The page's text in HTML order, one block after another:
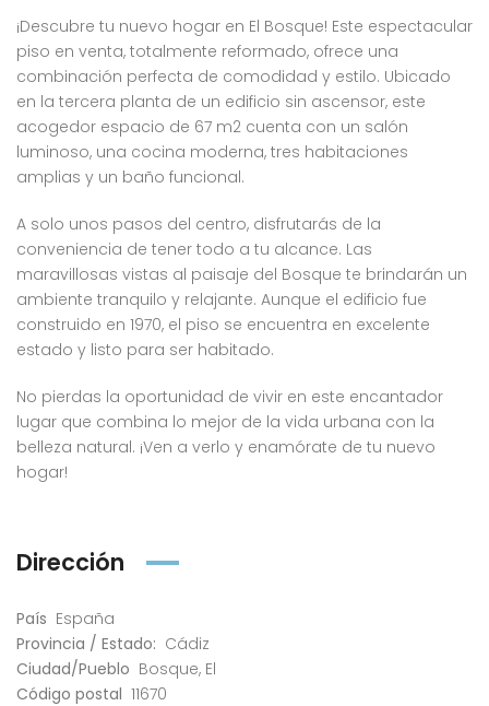
¡Descubre tu nuevo hogar en El Bosque! Este espectacular
piso en venta, totalmente reformado, ofrece una
combinación perfecta de comodidad y estilo. Ubicado
en la tercera planta de un edificio sin ascensor, este
acogedor espacio de 67 m2 cuenta con un salón
luminoso, una cocina moderna, tres habitaciones
amplias y un baño funcional.
A solo unos pasos del centro, disfrutarás de la
conveniencia de tener todo a tu alcance. Las
maravillosas vistas al paisaje del Bosque te brindarán un
ambiente tranquilo y relajante. Aunque el edificio fue
construido en 1970, el piso se encuentra en excelente
estado y listo para ser habitado.
No pierdas la oportunidad de vivir en este encantador
lugar que combina lo mejor de la vida urbana con la
belleza natural. ¡Ven a verlo y enamórate de tu nuevo
hogar!
Dirección
País España
Provincia / Estado: Cádiz
Ciudad/Pueblo Bosque, El
Código postal 11670